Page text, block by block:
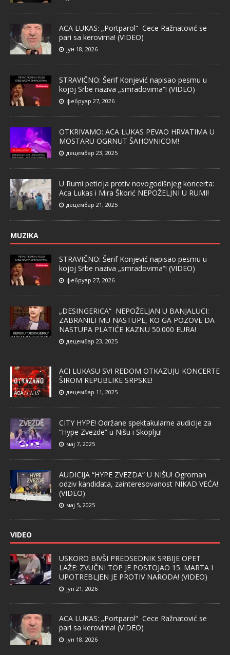
ACA LUKAS: „Portparol“ Cece Ražnatović se
pari sa kerovima! (VIDEO)
јун 18, 2026
STRAVIČNO: Šerif Konjević napisao pesmu u
kojoj Srbe naziva „smradovima“! (VIDEO)
фебруар 27, 2026
OTKRIVAMO: ACA LUKAS PEVAO HRVATIMA U
MOSTARU OGRNUT ŠAHOVNICOM!
децембар 23, 2025
U Rumi peticija protiv novogodišnjeg koncerta:
Aca Lukas i Mira Škorić NEPOŽELJNI U RUMI!
децембар 21, 2025
MUZIKA
STRAVIČNO: Šerif Konjević napisao pesmu u
kojoj Srbe naziva „smradovima“! (VIDEO)
фебруар 27, 2026
„DESINGERICA“ NEPOŽELJAN U BANJALUCI:
ZABRANILI MU NASTUPE, KO GA POZOVE DA
NASTUPA PLATIĆE KAZNU 50.000 EURA!
децембар 23, 2025
ACI LUKASU SVI REDOM OTKAZUJU KONCERTE
ŠIROM REPUBLIKE SRPSKE!
децембар 11, 2025
CITY HYPE! Održane spektakularne audicije za
“Hype Zvezde” u Nišu i Skoplju!
мај 7, 2025
AUDICIJA “HYPE ZVEZDA” U NIŠU! Ogroman
odziv kandidata, zainteresovanost NIKAD VEĆA!
(VIDEO)
мај 5, 2025
VIDEO
USKORO BIVŠI PREDSEDNIK SRBIJE OPET
LAŽE: ZVUČNI TOP JE POSTOJAO 15. MARTA I
UPOTREBLJEN JE PROTIV NARODA! (VIDEO)
јун 21, 2026
ACA LUKAS: „Portparol“ Cece Ražnatović se
pari sa kerovima! (VIDEO)
јун 18, 2026